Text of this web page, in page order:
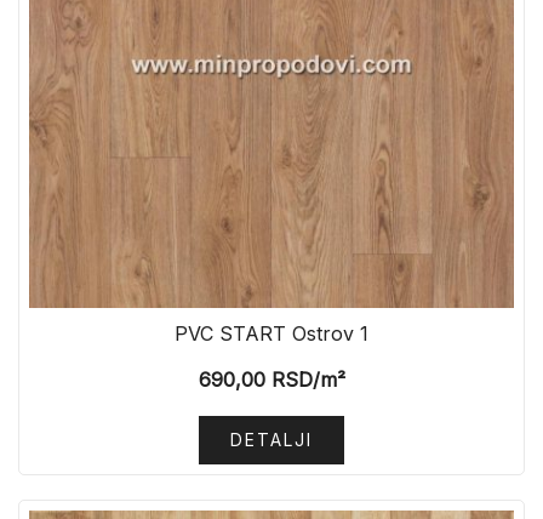
PVC START Ostrov 1
690,00RSD/m²
DETALJI